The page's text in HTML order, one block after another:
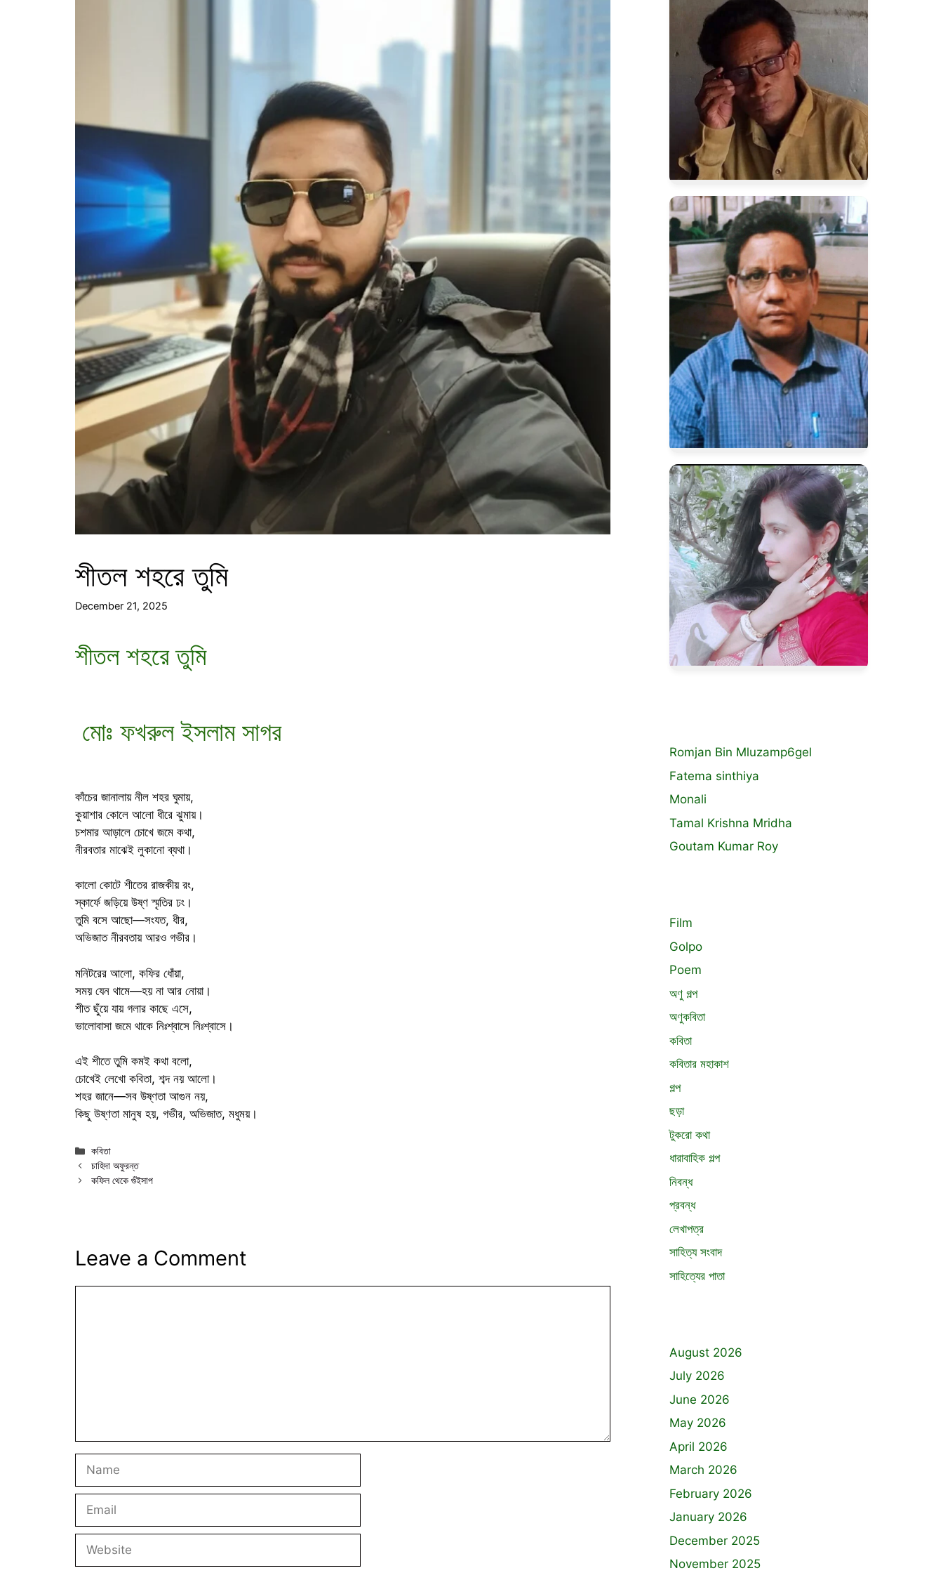
শীতল শহরে তুমি
December 21, 2025
শীতল শহরে তুমি
মোঃ ফখরুল ইসলাম সাগর
কাঁচের জানালায় নীল শহর ঘুমায়,
কুয়াশার কোলে আলো ধীরে ঝুমায়।
চশমার আড়ালে চোখে জমে কথা,
নীরবতার মাঝেই লুকানো ব্যথা।
কালো কোটে শীতের রাজকীয় রং,
স্কার্ফে জড়িয়ে উষ্ণ স্মৃতির ঢং।
তুমি বসে আছো—সংযত, ধীর,
অভিজাত নীরবতায় আরও গভীর।
মনিটরের আলো, কফির ধোঁয়া,
সময় যেন থামে—হয় না আর নোয়া।
শীত ছুঁয়ে যায় গলার কাছে এসে,
ভালোবাসা জমে থাকে নিঃশ্বাসে নিঃশ্বাসে।
এই শীতে তুমি কমই কথা বলো,
চোখেই লেখো কবিতা, শব্দ নয় আলো।
শহর জানে—সব উষ্ণতা আগুন নয়,
কিছু উষ্ণতা মানুষ হয়, গভীর, অভিজাত, মধুময়।
Categories
কবিতা
চাহিদা অফুরন্ত
কফিল থেকে গুঁইসাপ
Leave a Comment
Name
Email
Website
Romjan Bin Mluzamp6gel
Fatema sinthiya
Monali
Tamal Krishna Mridha
Goutam Kumar Roy
Film
Golpo
Poem
অণু গল্প
অণুকবিতা
কবিতা
কবিতার মহাকাশ
গল্প
ছড়া
টুকরো কথা
ধারাবাহিক গল্প
নিবন্ধ
প্রবন্ধ
লেখাপত্র
সাহিত্য সংবাদ
সাহিত্যের পাতা
August 2026
July 2026
June 2026
May 2026
April 2026
March 2026
February 2026
January 2026
December 2025
November 2025